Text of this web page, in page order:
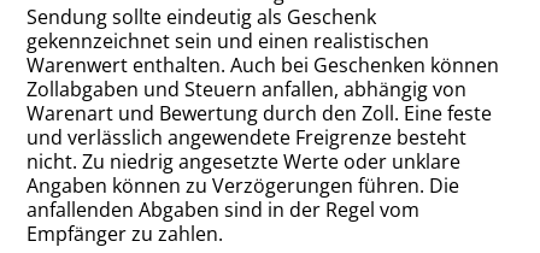
Sendung sollte eindeutig als Geschenk
gekennzeichnet sein und einen realistischen
Warenwert enthalten. Auch bei Geschenken können
Zollabgaben und Steuern anfallen, abhängig von
Warenart und Bewertung durch den Zoll. Eine feste
und verlässlich angewendete Freigrenze besteht
nicht. Zu niedrig angesetzte Werte oder unklare
Angaben können zu Verzögerungen führen. Die
anfallenden Abgaben sind in der Regel vom
Empfänger zu zahlen.